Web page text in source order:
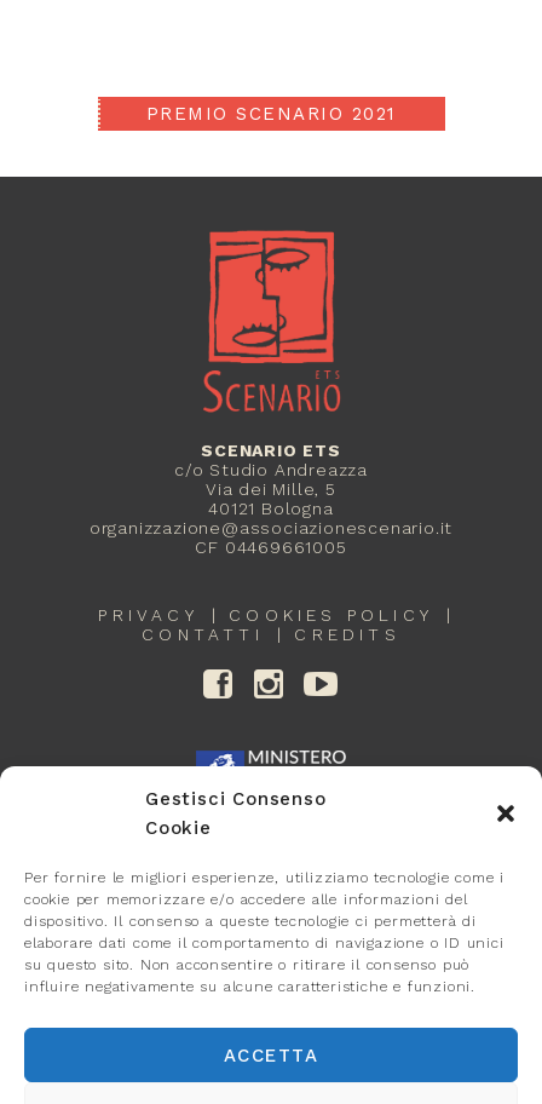
Gestisci Consenso
Cookie
Per fornire le migliori esperienze, utilizziamo tecnologie come i
cookie per memorizzare e/o accedere alle informazioni del
dispositivo. Il consenso a queste tecnologie ci permetterà di
elaborare dati come il comportamento di navigazione o ID unici
su questo sito. Non acconsentire o ritirare il consenso può
influire negativamente su alcune caratteristiche e funzioni.
ACCETTA
PREMIO SCENARIO 2021
SCENARIO ETS
c/o Studio Andreazza
Via dei Mille, 5
40121 Bologna
organizzazione@associazionescenario.it
CF 04469661005
PRIVACY
COOKIES POLICY
CONTATTI
CREDITS